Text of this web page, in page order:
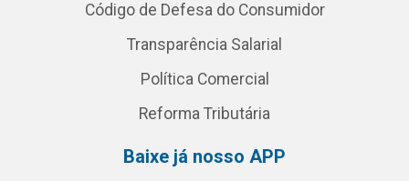
Código de Defesa do Consumidor
Transparência Salarial
Política Comercial
Reforma Tributária
Baixe já nosso APP